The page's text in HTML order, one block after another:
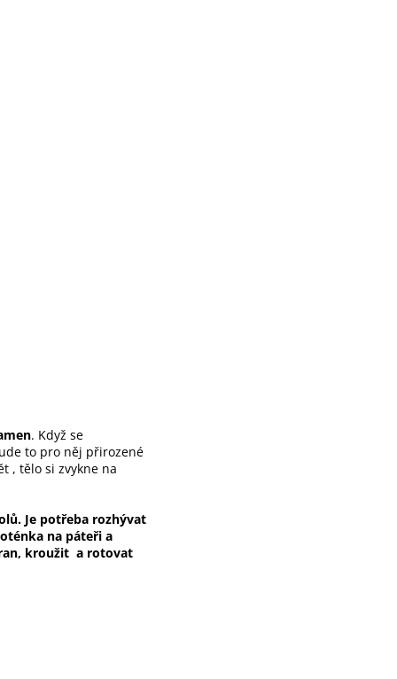
. Když se
to pro něj přirozené
, tělo si zvykne na
Je potřeba rozhývat
na páteři a
kroužit a rotovat